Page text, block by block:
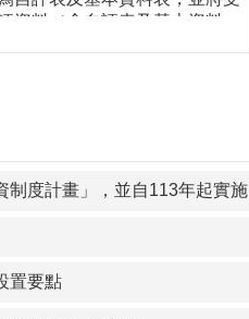
資料（含自評表及基本資料
制度計畫」，並自113年起實施
置要點